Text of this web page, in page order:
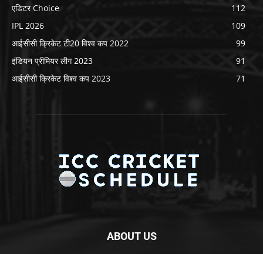
एडिटर Choice
112
IPL 2026
109
आईसीसी क्रिकेट टी20 विश्व कप 2022
99
इंडियन प्रीमियर लीग 2023
91
आईसीसी क्रिकेट विश्व कप 2023
71
ABOUT US